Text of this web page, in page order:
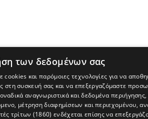
των δεδομένων σας
cookies και παρόμοιες τεχνολογίες για να
στη συσκευή σας και να επεξεργαζόμαστε
αναγνωριστικά και δεδομένα περιήγησης,
μέτρηση διαφημίσεων και περιεχομένου,
τρίτων (1860) ενδέχεται επίσης να